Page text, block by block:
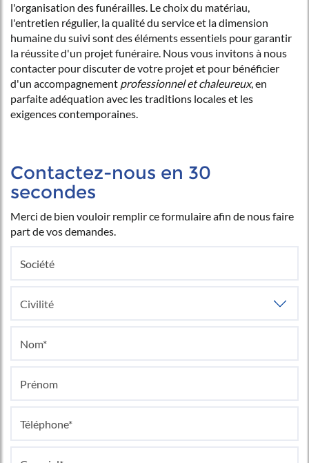
l'organisation des funérailles. Le choix du matériau,
l'entretien régulier, la qualité du service et la dimension
humaine du suivi sont des éléments essentiels pour garantir
la réussite d'un projet funéraire. Nous vous invitons à nous
contacter pour discuter de votre projet et pour bénéficier
d'un accompagnement professionnel et chaleureux, en
parfaite adéquation avec les traditions locales et les
exigences contemporaines.
Contactez-nous en 30
secondes
Merci de bien vouloir remplir ce formulaire afin de nous faire
part de vos demandes.